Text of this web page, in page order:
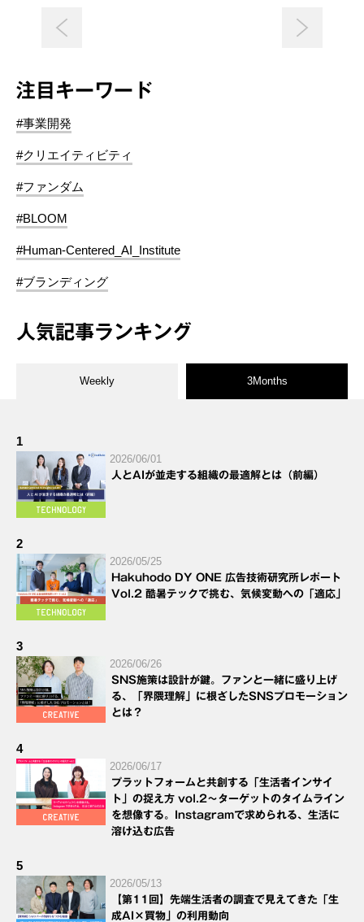
注目キーワード
#事業開発
#クリエイティビティ
#ファンダム
#BLOOM
#Human-Centered_AI_Institute
#ブランディング
人気記事ランキング
Weekly 3Months
1
2026/06/01
人とAIが並走する組織の最適解とは（前編）
2
2026/05/25
Hakuhodo DY ONE 広告技術研究所レポート
Vol.2 酷暑テックで挑む、気候変動への「適応」
3
2026/06/26
SNS施策は設計が鍵。ファンと一緒に盛り上げ
る、「界隈理解」に根ざしたSNSプロモーション
とは？
4
2026/06/17
プラットフォームと共創する「生活者インサイ
ト」の捉え方 vol.2～ターゲットのタイムライン
を想像する。Instagramで求められる、生活に
溶け込む広告
5
2026/05/13
【第11回】先端生活者の調査で見えてきた「生
成AI×買物」の利用動向